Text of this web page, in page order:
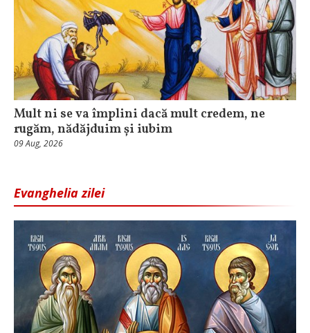
Mult ni se va împlini dacă mult credem, ne
rugăm, nădăjduim și iubim
09 Aug, 2026
Evanghelia zilei